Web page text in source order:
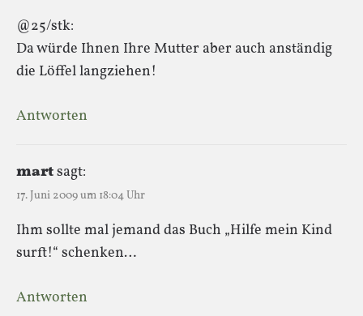
@25/stk:
Da würde Ihnen Ihre Mutter aber auch anständig
die Löffel langziehen!
Antworten
martsagt:
17. Juni 2009 um 18:04 Uhr
Ihm sollte mal jemand das Buch „Hilfe mein Kind
surft!“ schenken…
Antworten